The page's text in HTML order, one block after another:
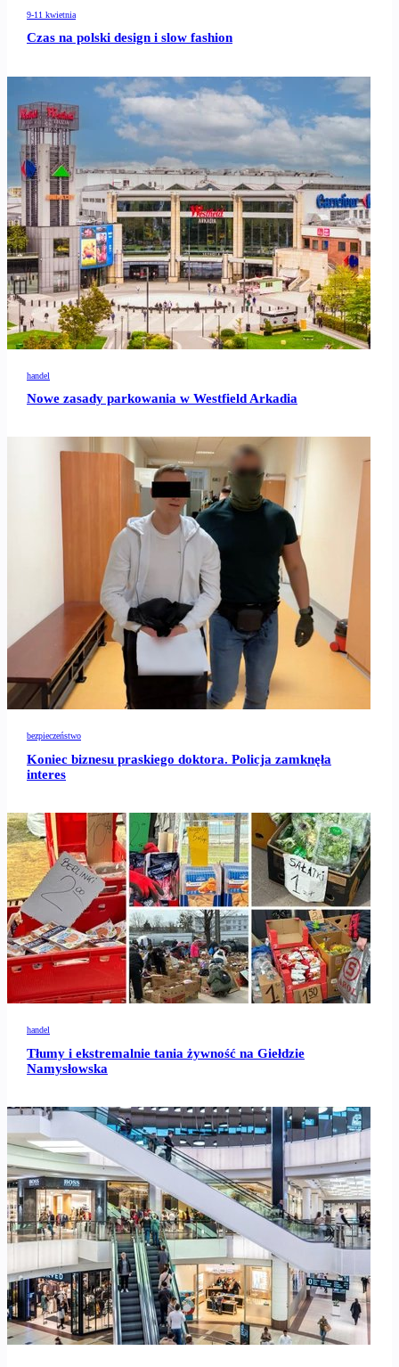
9-11 kwietnia
Czas na polski design i slow fashion
handel
Nowe zasady parkowania w Westfield Arkadia
bezpieczeństwo
Koniec biznesu praskiego doktora. Policja zamknęła
interes
handel
Tłumy i ekstremalnie tania żywność na Giełdzie
Namysłowska